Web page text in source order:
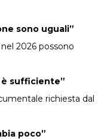
sono uguali”
2026 possono
è sufficiente”
richiesta dal
poco”